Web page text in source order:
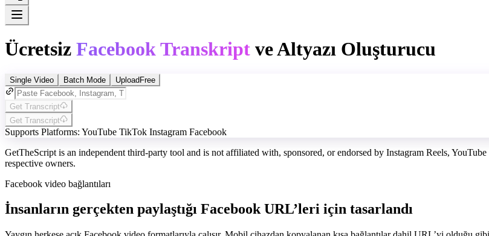
Ücretsiz Facebook Transkript ve Altyazı Oluşturucu
Single Video Batch Mode Upload Free
Get Transcript
Get Transcript
Supports Platforms: YouTube TikTok Instagram Facebook
GetTheScript is an independent third-party tool and is not affiliated with, sponsored, or endorsed by Instagram Reels,
respective owners.
Facebook video bağlantıları
İnsanların gerçekten paylaştığı Facebook URL’leri için tasarlandı